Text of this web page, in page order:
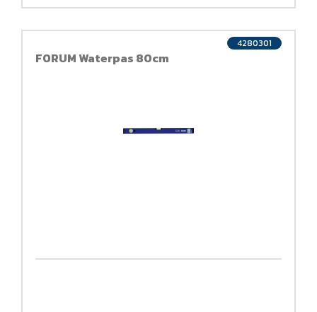
FORUM Waterpas 80cm
4280301